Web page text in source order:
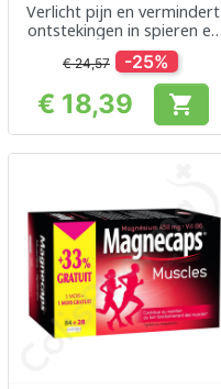
Verlicht pijn en vermindert
ontstekingen in spieren en
gewrichten
€ 24,57 -25%
Prijs
€ 18,39 